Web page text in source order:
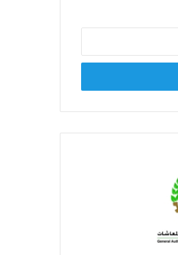
ينفرد بالصدارة
خدمتها الوظيفية
النصف الثاني من